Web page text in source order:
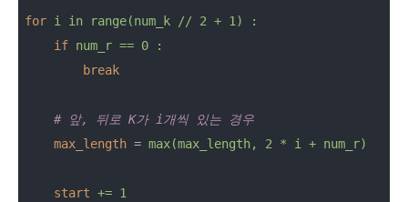
for i in range(num_k // 2 + 1) :
if num_r == 0 :
break
    # 앞, 뒤로 K가 i개씩 있는 경우
max_length = max(max_length, 2 * i + num_r)
start += 1